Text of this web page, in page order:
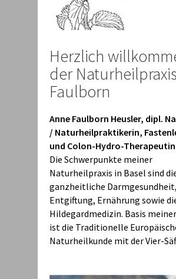
Herzlich
der Naturheilpraxis
Faulborn
Anne Faulborn Heusler, dipl.
/ Naturheilpraktikerin,
und Colon-Hydro-
Die Schwerpunkte meiner
Naturheilpraxis in Basel sind
ganzheitliche Darmgesundheit,
Entgiftung, Ernährung sowie
Hildegardmedizin. Basis
ist die Traditionelle
Naturheilkunde mit der Vier-